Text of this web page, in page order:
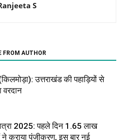
S
FROM AUTHOR
उत्तराखंड की पहाड़ियों से
वरदान
2025: पहले दिन 1.65 लाख
कराया पंजीकरण, इस बार नई